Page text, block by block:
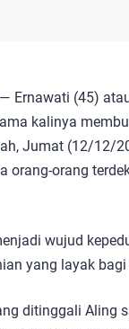
— Ernawati (45)
kalinya
Jumat (12/12/
orang-orang
wujud
yang layak
ditinggali Aling